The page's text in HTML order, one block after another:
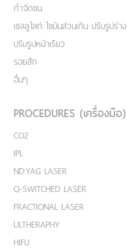
กำจัดขน
เชลลูไลท์ ไขมันส่วนเกิน ปรับรูปร่าง
ปรับรูปหน้าเรียว
รอยสัก
อื่นๆ
PROCEDURES (เครื่องมือ)
CO2
IPL
ND:YAG LASER
Q-SWITCHED LASER
FRACTIONAL LASER
ULTHERAPHY
HIFU